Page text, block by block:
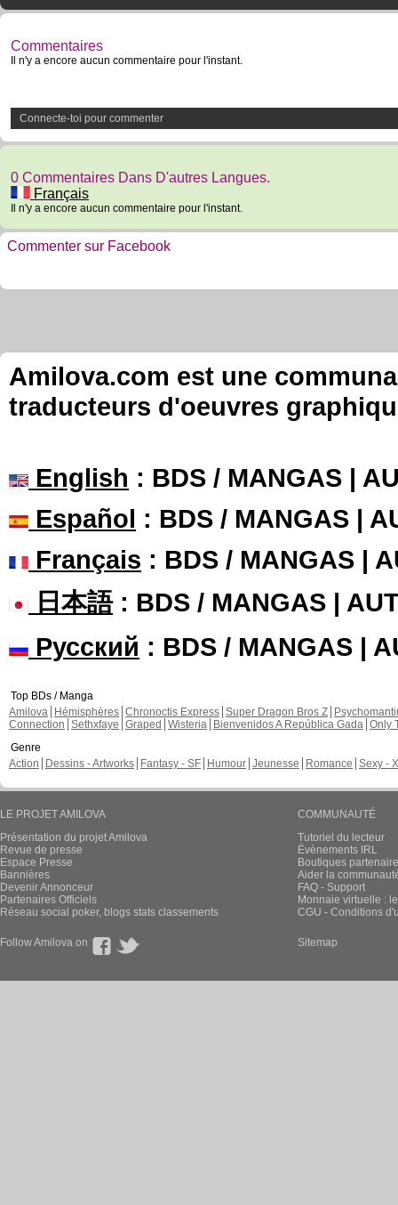
Commentaires
Il n'y a encore aucun commentaire pour l'instant.
Connecte-toi pour commenter
0 Commentaires Dans D'autres Langues.
Français
Il n'y a encore aucun commentaire pour l'instant.
Commenter sur Facebook
Amilova.com est une
traducteurs d'oeuvres
English : BDS / MANGAS |
Español : BDS / MANGAS |
Français : BDS / MANGAS |
日本語: BDS / MANGAS |
Русский : BDS / MANGAS |
Top BDs / Manga
Amilova
Hémisphères Chronoctis Express Super Dragon Bros Z
Connection Sethxfaye Graped Wisteria Bienvenidos A República Gada Only
Genre
Action
Dessins - Artworks Fantasy - SF Humour Jeunesse Romance Sexy -
LE PROJET AMILOVA
Présentation du projet Amilova
Revue de presse
Espace Presse
Bannières
Devenir Annonceur
Partenaires Officiels
Réseau social poker, blogs stats classements
COMMUNAUTÉ
Tutoriel du lecteur
Évènements IRL
Boutiques
Aider la
FAQ - Support
Monnaie virtuelle :
CGU - Conditions
Follow Amilova on Sitemap